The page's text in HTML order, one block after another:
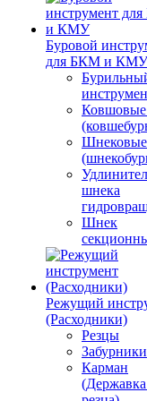
Буровой
для БКМ и КМУ
шнека
Шнек
Режущий
(Расходники)
Резцы
Забурники
Карман